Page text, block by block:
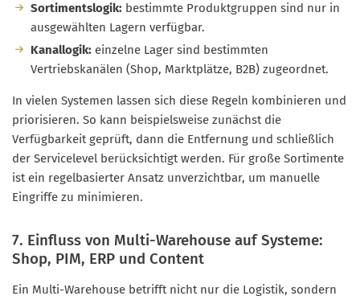
Sortimentslogik: bestimmte Produktgruppen sind nur in
ausgewählten Lagern verfügbar.
Kanallogik: einzelne Lager sind bestimmten
Vertriebskanälen (Shop, Marktplätze, B2B) zugeordnet.
In vielen Systemen lassen sich diese Regeln kombinieren und
priorisieren. So kann beispielsweise zunächst die
Verfügbarkeit geprüft, dann die Entfernung und schließlich
der Servicelevel berücksichtigt werden. Für große Sortimente
ist ein regelbasierter Ansatz unverzichtbar, um manuelle
Eingriffe zu minimieren.
7. Einfluss von Multi-Warehouse auf Systeme:
Shop, PIM, ERP und Content
Ein Multi-Warehouse betrifft nicht nur die Logistik, sondern